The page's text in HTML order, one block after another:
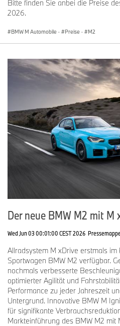
Bitte finden Sie anbei die Preise
2026.
BMW M Automobile · Preise · M2
Der neue BMW M2 mit M
Wed Jun 03 00:01:00 CEST 2026
Allradsystem M xDrive erstmals
Sportwagen BMW M2 verfügbar.
nochmals verbesserte
optimierter Agilität und
Performance zu jeder Jahreszeit
Untergrund. Innovative BMW M
für signifikante
Markteinführung des BMW M2 mit